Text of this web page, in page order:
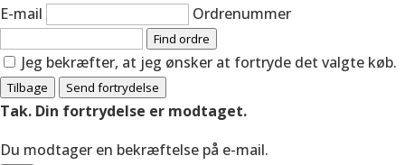
E-mail
Ordrenummer
Find ordre
Jeg bekræfter, at jeg ønsker at fortryde det valgte køb.
Tilbage Send fortrydelse
Tak. Din fortrydelse er modtaget.
Du modtager en bekræftelse på e-mail.